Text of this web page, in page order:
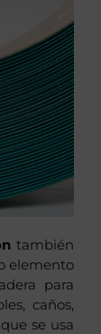
también
elemento
para
caños,
se usa